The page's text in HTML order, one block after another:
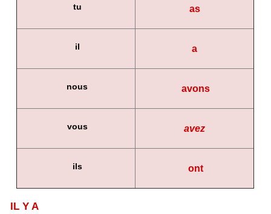
tu as
il a
nous avons
vous avez
ils ont
IL Y A